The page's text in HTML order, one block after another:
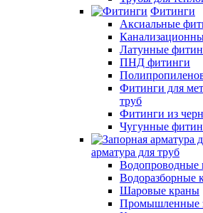
Фитинги
Аксиальные
Латунные
ПНД фитинги
Фитинги для
труб
Фитинги из
Чугунные
арматура для труб
Водопроводные
Водоразборные
Шаровые краны
Промышленные